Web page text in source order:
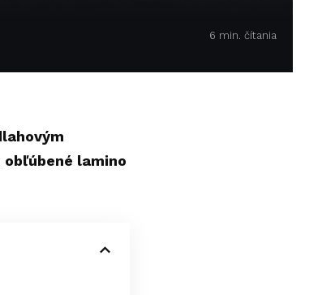
6 min. čítania
lamino